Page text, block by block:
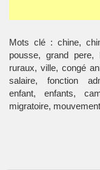
Mots clé : chine,
pousse, grand pere,
ruraux, ville, congé
salaire, fonction
enfant, enfants,
migratoire,